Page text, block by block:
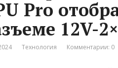
Pro
12V-
Технология Комментарии: 0